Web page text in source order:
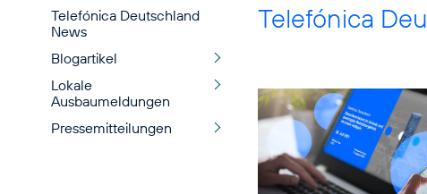
Telefónica Deutschland
News
Blogartikel
Lokale
Ausbaumeldungen
Pressemitteilungen
Telefónica